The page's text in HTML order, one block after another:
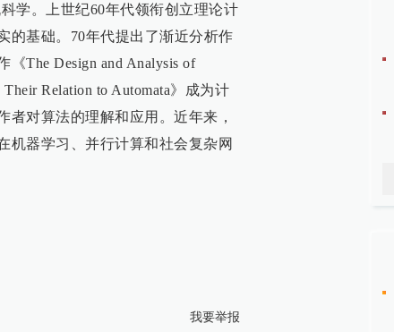
学。上世纪60年代领衔创立理论计
的基础。70年代提出了渐近分析作
The Design and Analysis of
Relation to Automata》成为计
者对算法的理解和应用。近年来，
机器学习、并行计算和社会复杂网
我要举报